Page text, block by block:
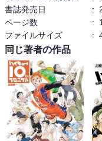
から、ギリギリのところ
そして、それをバネにさ
あ、でもそうなると3年
それは寂しい。
書誌発売日
:
ページ数
:
ファイルサイズ
:
同じ著者の作品